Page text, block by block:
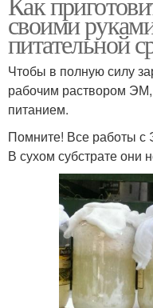
своими
питательной
Чтобы в полную силу
рабочим раствором
питанием.
Помните! Все работы с
В сухом субстрате они